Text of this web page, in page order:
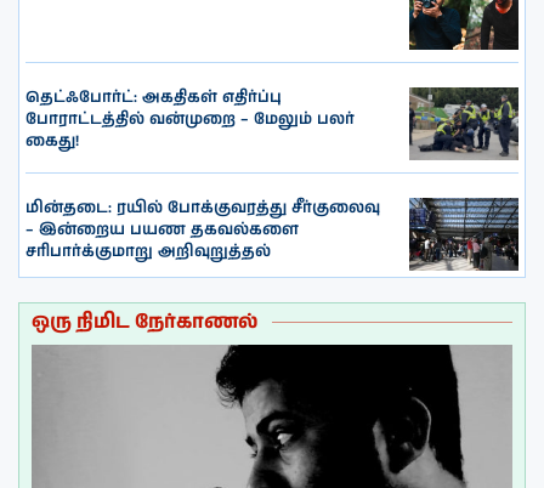
தெட்ஃபோர்ட்: அகதிகள் எதிர்ப்பு
போராட்டத்தில் வன்முறை – மேலும் பலர்
கைது!
மின்தடை: ரயில் போக்குவரத்து சீர்குலைவு
– இன்றைய பயண தகவல்களை
சரிபார்க்குமாறு அறிவுறுத்தல்
ஒரு நிமிட நேர்காணல்